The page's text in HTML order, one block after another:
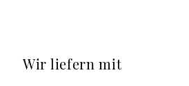
Wir liefern mit